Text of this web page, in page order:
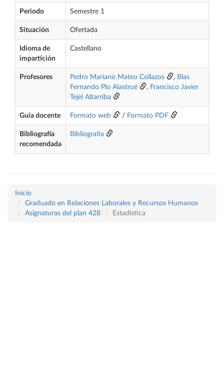
Periodo Semestre 1
Situación Ofertada
Idioma de
impartición
Castellano
Profesores Pedro Mariano Mateo Collazos , Blas
Fernando Plo Alastrué
, Francisco Javier
Tejel Altarriba
Guía docente Formato web / Formato PDF
Bibliografía
recomendada
Bibliografía
Inicio
Graduado en Relaciones Laborales y Recursos Humanos
Asignaturas del plan 428
Estadística